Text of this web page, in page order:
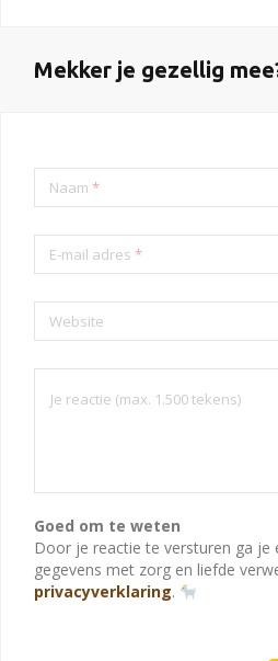
Mekker je gezellig
Naam *
E-mail adres *
Website
Goed om te weten
Door je reactie te versturen ga je
gegevens met zorg en liefde
privacyverklaring.